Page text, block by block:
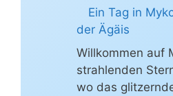
Ein Tag in
der Ägäis
Willkommen auf
strahlenden
wo das